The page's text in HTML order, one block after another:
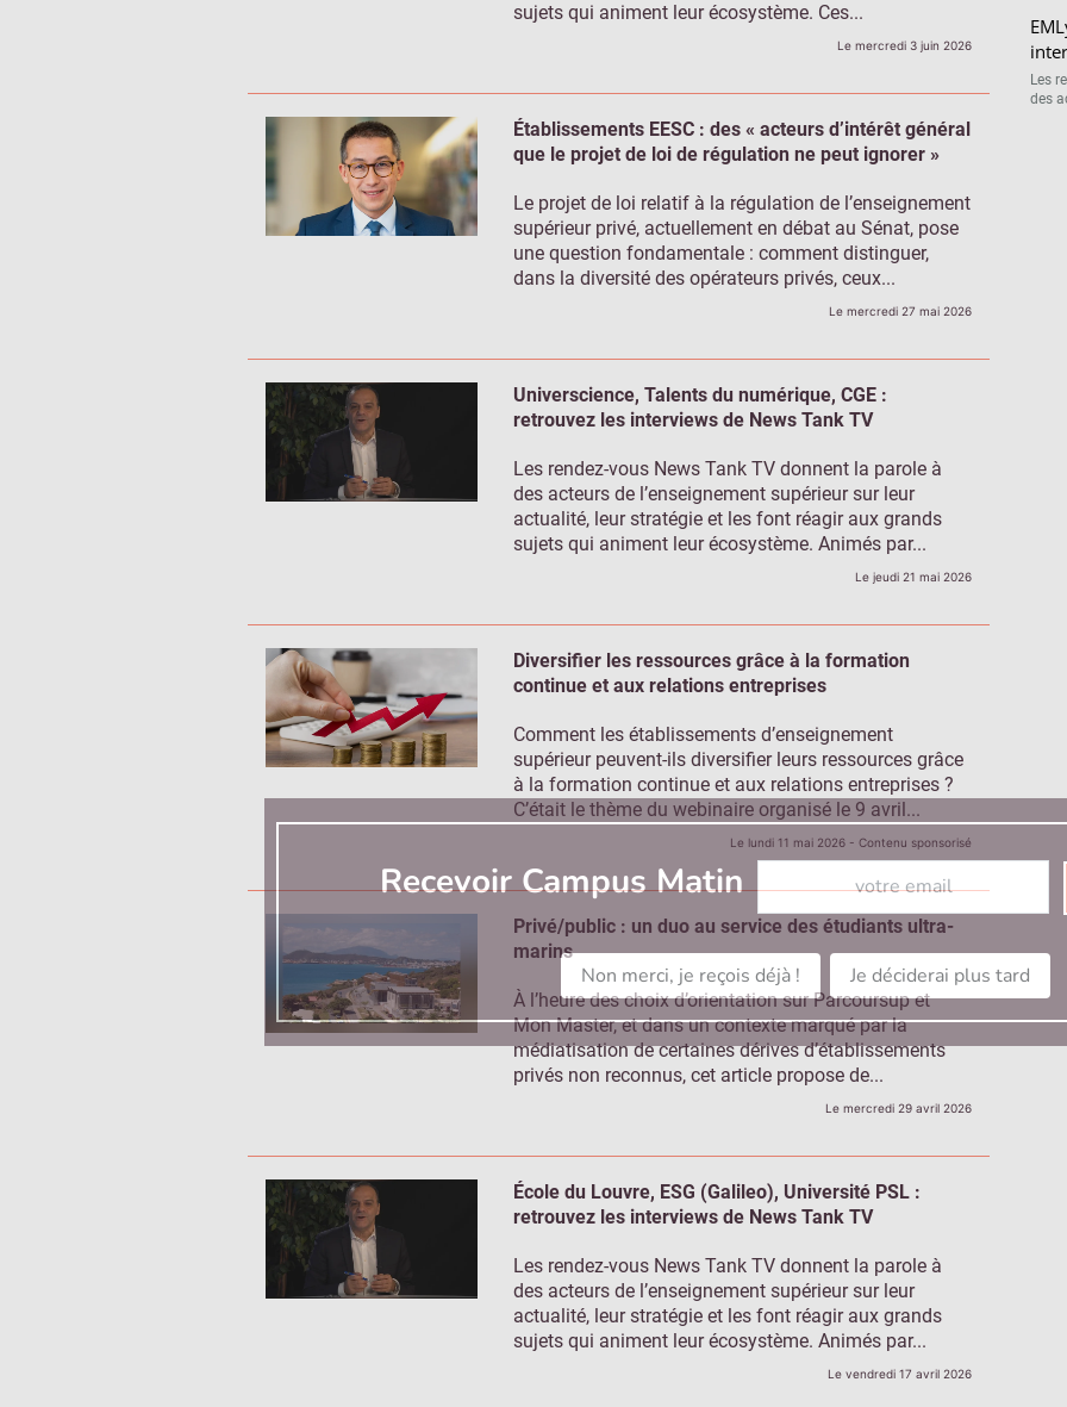
sujets qui animent leur écosystème. Ces...
Le mercredi 3 juin 2026
Établissements EESC : des « acteurs d’intérêt général
que le projet de loi de régulation ne peut ignorer »
Le projet de loi relatif à la régulation de l’enseignement
supérieur privé, actuellement en débat au Sénat, pose
une question fondamentale : comment distinguer,
dans la diversité des opérateurs privés, ceux...
Le mercredi 27 mai 2026
Universcience, Talents du numérique, CGE :
retrouvez les interviews de News Tank TV
Les rendez-vous News Tank TV donnent la parole à
des acteurs de l’enseignement supérieur sur leur
actualité, leur stratégie et les font réagir aux grands
sujets qui animent leur écosystème. Animés par...
Le jeudi 21 mai 2026
Diversifier les ressources grâce à la formation
continue et aux relations entreprises
Comment les établissements d’enseignement
supérieur peuvent-ils diversifier leurs ressources grâce
à la formation continue et aux relations entreprises ?
C’était le thème du webinaire organisé le 9 avril...
Le lundi 11 mai 2026 - Contenu sponsorisé
Privé/public : un duo au service des étudiants ultra-
marins
À l’heure des choix d’orientation sur Parcoursup et
Mon Master, et dans un contexte marqué par la
médiatisation de certaines dérives d’établissements
privés non reconnus, cet article propose de...
Le mercredi 29 avril 2026
École du Louvre, ESG (Galileo), Université PSL :
retrouvez les interviews de News Tank TV
Les rendez-vous News Tank TV donnent la parole à
des acteurs de l’enseignement supérieur sur leur
actualité, leur stratégie et les font réagir aux grands
sujets qui animent leur écosystème. Animés par...
Le vendredi 17 avril 2026
Recevoir Campus Matin Abonnez-vous à notre
Non merci, je reçois déjà ! Je déciderai plus tard
Les
des